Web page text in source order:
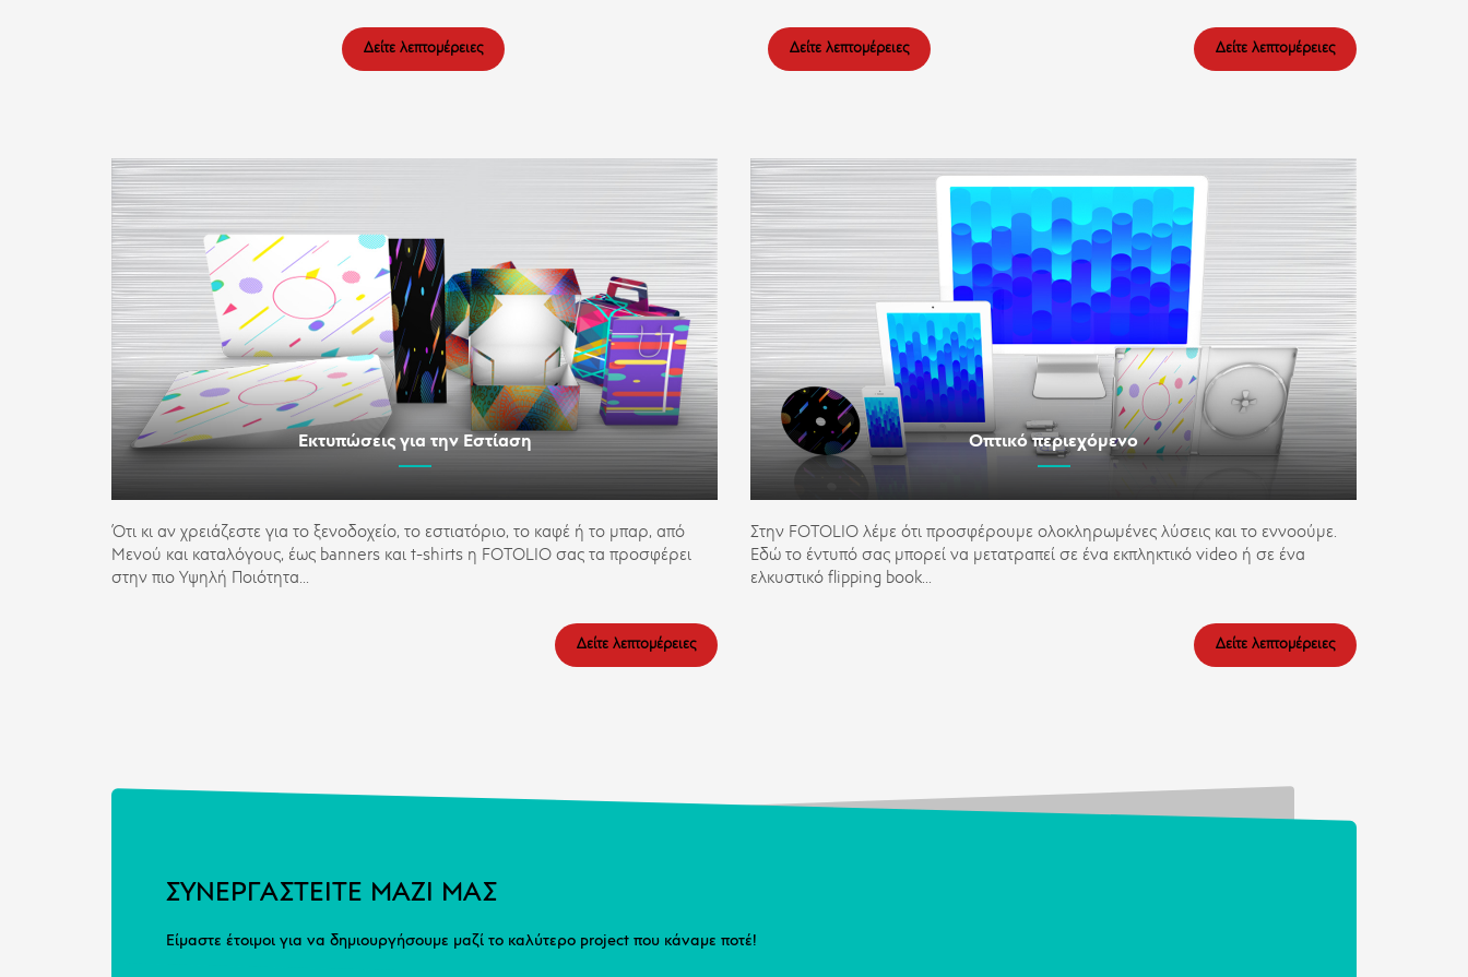
Δείτε λεπτομέρειες Δείτε λεπτομέρειες Δείτε λεπτομέρειες
Εκτυπώσεις για την Εστίαση
Ότι κι αν χρειάζεστε για το ξενοδοχείο, το εστιατόριο, το καφέ ή το μπαρ, από
Μενού και καταλόγους, έως banners και t-shirts η FOTOLIO σας τα προσφέρει
στην πιο Υψηλή Ποιότητα...
Δείτε λεπτομέρειες
Οπτικό περιεχόμενο
Στην FOTOLIO λέμε ότι προσφέρουμε ολοκληρωμένες λύσεις και το εννοούμε.
Εδώ το έντυπό σας μπορεί να μετατραπεί σε ένα εκπληκτικό video ή σε ένα
ελκυστικό flipping book...
Δείτε λεπτομέρειες
ΣΥΝΕΡΓΑΣΤΕΙΤΕ ΜΑΖΙ ΜΑΣ
Είμαστε έτοιμοι για να δημιουργήσουμε μαζί το καλύτερο project που κάναμε ποτέ!